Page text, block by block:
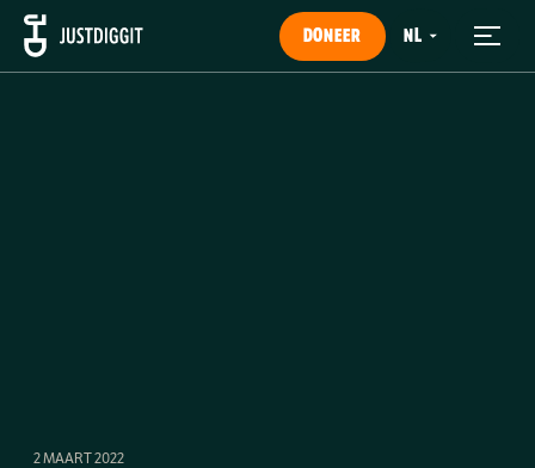
DONEER
2 MAART 2022